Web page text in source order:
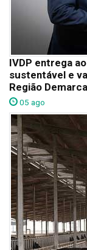
IVDP entrega
sustentável e
Região
05 ago